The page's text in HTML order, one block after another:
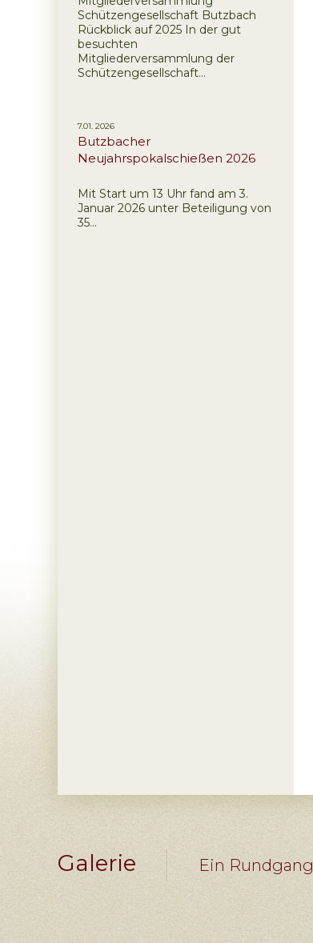
Schützengesellschaft Butzbach
Rückblick auf 2025 In der gut
besuchten
Mitgliederversammlung der
Schützengesellschaft...
7.01. 2026
Butzbacher
Neujahrspokalschießen 2026
Mit Start um 13 Uhr fand am 3.
Januar 2026 unter Beteiligung von
35...
Galerie Ein Rundgang